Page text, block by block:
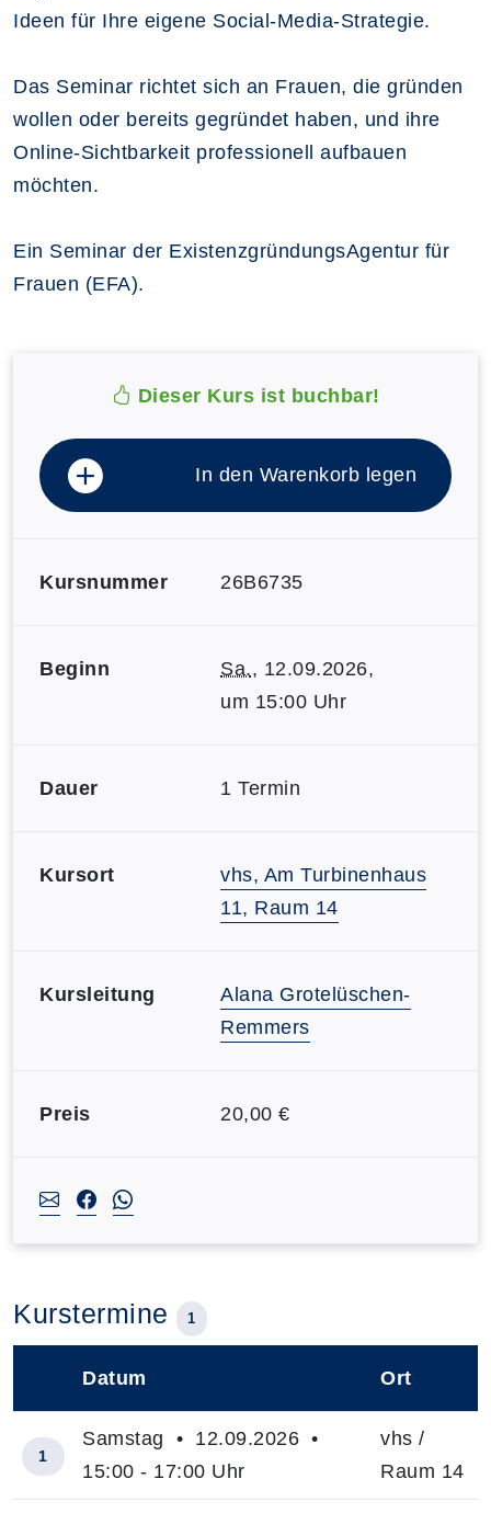
Ideen für Ihre eigene Social-Media-Strategie.
Das Seminar richtet sich an Frauen, die gründen
wollen oder bereits gegründet haben, und ihre
Online-Sichtbarkeit professionell aufbauen
möchten.
Ein Seminar der ExistenzgründungsAgentur für
Frauen (EFA).
Dieser Kurs ist buchbar!
In den Warenkorb legen
Kursnummer 26B6735
Beginn Sa., 12.09.2026,
um 15:00 Uhr
Dauer 1 Termin
Kursort
vhs, Am Turbinenhaus
11, Raum 14
Kursleitung
Alana Grotelüschen-
Remmers
Preis 20,00 €
Kurstermine 1
Datum Ort
1
Samstag • 12.09.2026 •
15:00 - 17:00 Uhr
vhs /
Raum 14